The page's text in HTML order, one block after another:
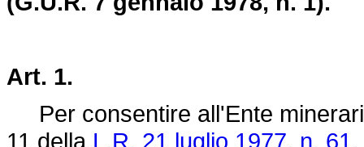
Art. 1.
Per consentire all'Ente
11 della L.R. 21 luglio 1977, n. 61